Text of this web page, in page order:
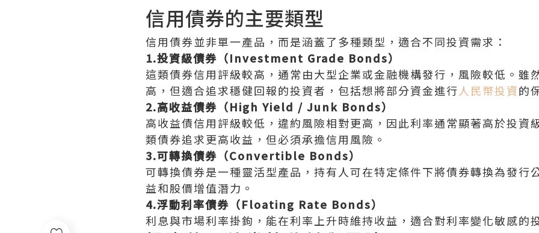
信用債券的主要類型
信用債券並非單一產品，而是涵蓋了多種類型，適合不同投資需求：
1.投資級債券（Investment Grade Bonds）
這類債券信用評級較高，通常由大型企業或金融機構發行，風險較低。雖
高，但適合追求穩健回報的投資者，包括想將部分資金進行人民幣投資的
2.高收益債券（High Yield / Junk Bonds）
高收益債信用評級較低，違約風險相對更高，因此利率通常顯著高於投資
類債券追求更高收益，但必須承擔信用風險。
3.可轉換債券（Convertible Bonds）
可轉換債券是一種靈活型產品，持有人可在特定條件下將債券轉換為發行
益和股價增值潛力。
4.浮動利率債券（Floating Rate Bonds）
利息與市場利率掛鉤，能在利率上升時維持收益，適合對利率變化敏感的